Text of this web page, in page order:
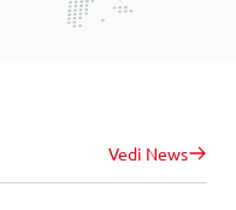
Vedi News